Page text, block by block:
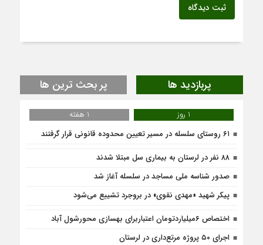
ثبت دیدگاه
پربازدید ها پر بحث ترین ها
1 روز
1 هفته
۶۱ روستای سلسله در مسیر تعیین محدوده قانونی قرار گرفتند
۸۸ نفر در لرستان به بیماری سل مبتلا شدند
صدور شناسه ملی مساجد در سلسله آغاز شد
پیکر شهید «مهدی نقوی» در بروجرد تشییع می‌شود
اختصاص ۶میلیاردتومان اعتباربرای بهسازی محورشول آباد
اجرای ۵۰ پروژه مرتع‌داری در لرستان